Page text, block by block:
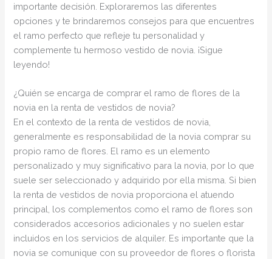
importante decisión. Exploraremos las diferentes
opciones y te brindaremos consejos para que encuentres
el ramo perfecto que refleje tu personalidad y
complemente tu hermoso vestido de novia. ¡Sigue
leyendo!
¿Quién se encarga de comprar el ramo de flores de la
novia en la renta de vestidos de novia?
En el contexto de la renta de vestidos de novia,
generalmente es responsabilidad de la novia comprar su
propio ramo de flores. El ramo es un elemento
personalizado y muy significativo para la novia, por lo que
suele ser seleccionado y adquirido por ella misma. Si bien
la renta de vestidos de novia proporciona el atuendo
principal, los complementos como el ramo de flores son
considerados accesorios adicionales y no suelen estar
incluidos en los servicios de alquiler. Es importante que la
novia se comunique con su proveedor de flores o florista